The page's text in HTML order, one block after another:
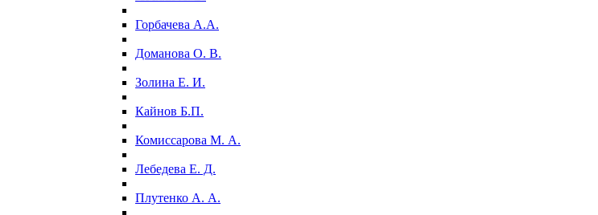
Горбачева А.А.
Доманова О. В.
Золина Е. И.
Кайнов Б.П.
Комиссарова М. А.
Лебедева Е. Д.
Плутенко А. А.